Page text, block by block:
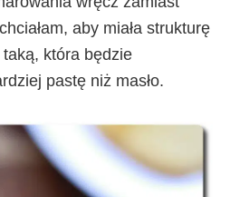
aby miała strukturę
która będzie
pastę niż masło.